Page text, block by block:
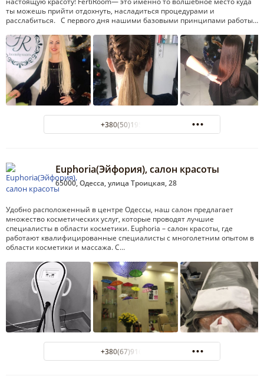
ты можешь прийти отдохнуть, насладиться процедурами и
расслабиться. С первого дня нашими базовыми принципами работы…
+380(50)195-98-92
Euphoria(Эйфория), салон красоты
65000, Одесса, улица Троицкая, 28
Удобно расположенный в центре Одессы, наш салон предлагает
множество косметических услуг, которые проводят лучшие
специалисты в области косметики. Euphoria – салон красоты, где
работают квалифицированные специалисты с многолетним опытом в
области косметики и массажа. С…
+380(67)916-83-68